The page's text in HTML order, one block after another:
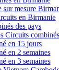
sur mesure
en Birmanie
des pays
Circuits
en 15 jours
en 2 semaines
en 3 semaines